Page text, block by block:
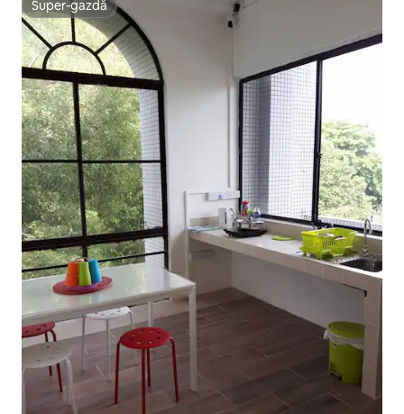
Super-gazdă
Super-gazdă